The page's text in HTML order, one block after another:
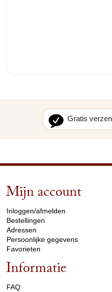
Gratis
Mijn account
Inloggen/afmelden
Bestellingen
Adressen
Persoonlijke gegevens
Favorieten
Informatie
FAQ